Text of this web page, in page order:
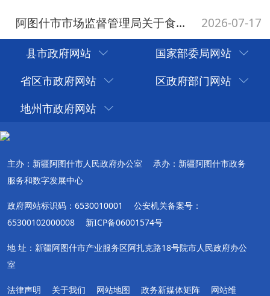
县市政府网站
国家部委局网站
省区市政府网站
区政府部门网站
地州市政府网站
主办：新疆阿图什市人民政府办公室
承办：新疆阿图什市政务
服务和数字发展中心
政府网站标识码：6530010001
公安机关备案号：
65300102000008
新ICP备06001574号
地 址：新疆阿图什市产业服务区阿扎克路18号院市人民政府办公
室
法律声明 关于我们 网站地图 政务新媒体矩阵
网站维